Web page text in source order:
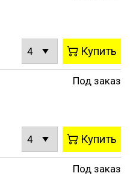
Купить
Под заказ
Купить
Под заказ